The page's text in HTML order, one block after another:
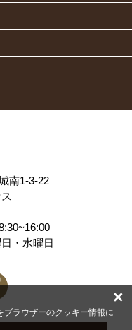
ブラウザーのクッキー情報に
×
南1-3-22
日・水曜日